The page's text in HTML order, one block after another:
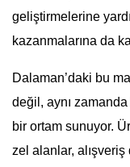
geliştirmelerine
kazanmalarına da
Dalaman’daki bu
değil, aynı zamanda
bir ortam sunuyor.
zel alanlar,